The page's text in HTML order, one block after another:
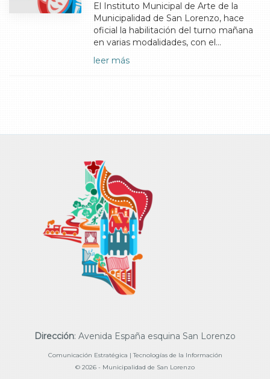
El Instituto Municipal de Arte de la
Municipalidad de San Lorenzo, hace
oficial la habilitación del turno mañana
en varias modalidades, con el…
leer más
Dirección: Avenida España esquina San Lorenzo
Comunicación Estratégica | Tecnologías de la Información
© 2026 - Municipalidad de San Lorenzo